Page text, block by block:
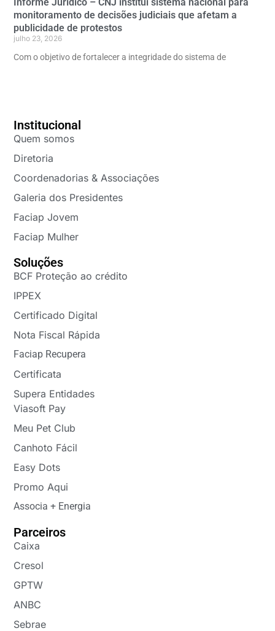
monitoramento de decisões judiciais que afetam a
publicidade de protestos
julho 23, 2026
Com o objetivo de fortalecer a integridade do sistema de
Institucional
Quem somos
Diretoria
Coordenadorias & Associações
Galeria dos Presidentes
Faciap Jovem
Faciap Mulher
Soluções
BCF Proteção ao crédito
IPPEX
Certificado Digital
Nota Fiscal Rápida
Faciap Recupera
Certificata
Supera Entidades
Viasoft Pay
Meu Pet Club
Canhoto Fácil
Easy Dots
Promo Aqui
Associa + Energia
Parceiros
Caixa
Cresol
GPTW
ANBC
Sebrae